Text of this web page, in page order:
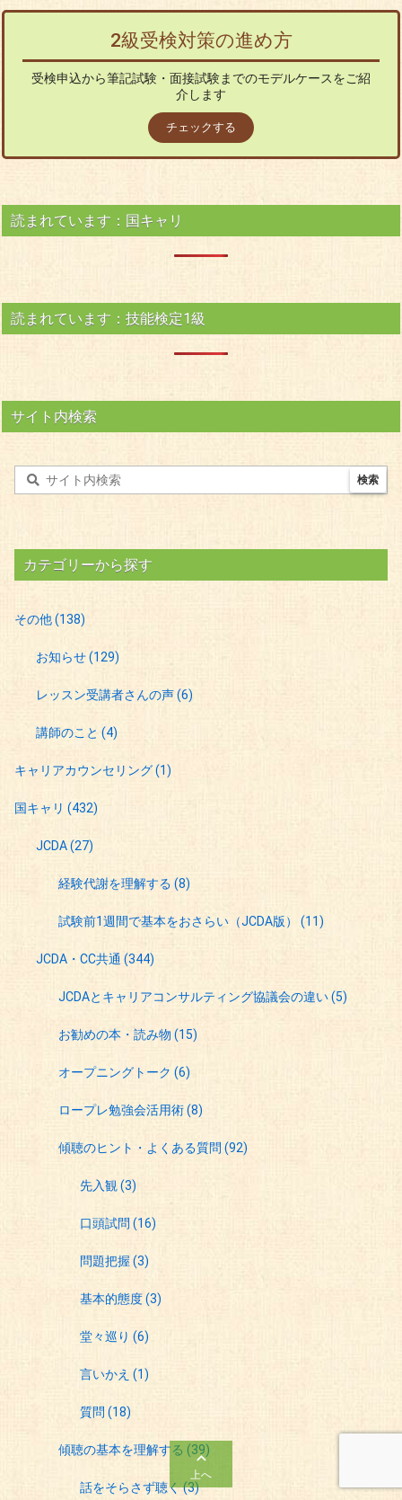
2級受検対策の進め方
受検申込から筆記試験・面接試験までのモデルケースをご紹
介します
チェックする
読まれています：国キャリ
読まれています：技能検定1級
サイト内検索
カテゴリーから探す
その他(138)
お知らせ(129)
レッスン受講者さんの声(6)
講師のこと(4)
キャリアカウンセリング(1)
国キャリ (432)
JCDA(27)
経験代謝を理解する (8)
試験前1週間で基本をおさらい（JCDA版） (11)
JCDA・CC共通(344)
JCDAとキャリアコンサルティング協議会の違い(5)
お勧めの本・読み物 (15)
オープニングトーク (6)
ロープレ勉強会活用術(8)
傾聴のヒント・よくある質問 (92)
先入観(3)
口頭試問(16)
問題把握(3)
基本的態度(3)
堂々巡り(6)
言いかえ(1)
質問(18)
傾聴の基本を理解する (39)
話をそらさず聴く(3)

上へ